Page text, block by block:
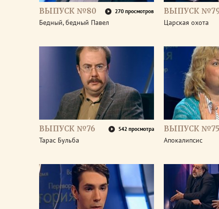
ВЫПУСК №80 270 просмотров
Бедный, бедный Павел
ВЫПУСК
Царская охота
ВЫПУСК №76 542 просмотра
Тарас Бульба
ВЫПУСК №75
Апокалипсис